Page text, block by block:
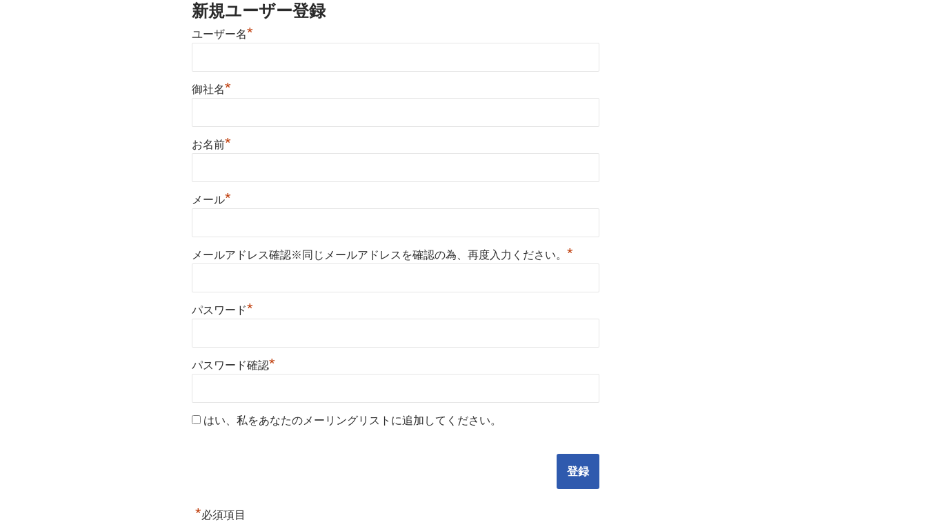
新規ユーザー登録
ユーザー名*
御社名*
お名前*
メール*
メールアドレス確認※同じメールアドレスを確認の為、再度入力ください。 *
パスワード*
パスワード確認*
はい、私をあなたのメーリングリストに追加してください。
*必須項目